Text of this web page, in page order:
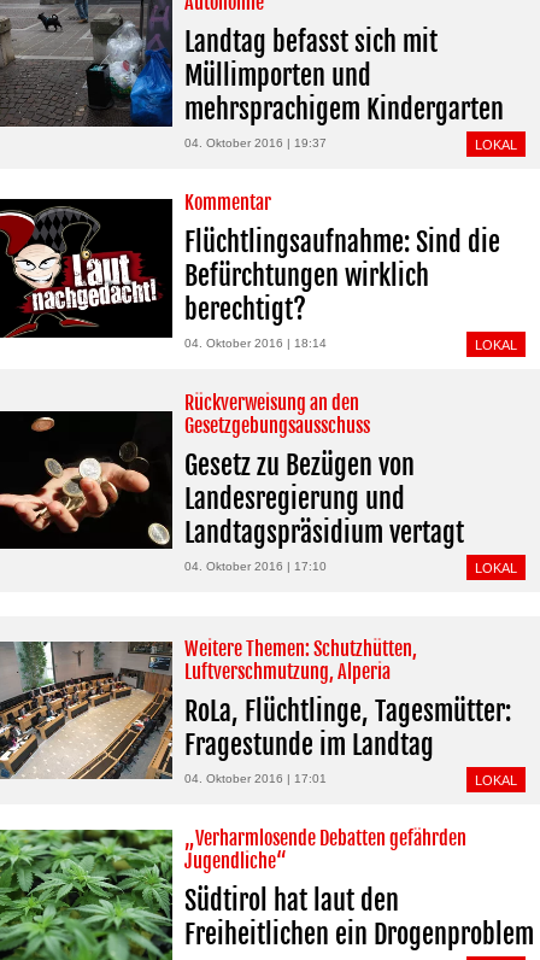
Landtag befasst sich mit
Müllimporten und
mehrsprachigem Kindergarten
04. Oktober 2016 | 19:37 LOKAL
Kommentar
Flüchtlingsaufnahme: Sind die
Befürchtungen wirklich
berechtigt?
04. Oktober 2016 | 18:14 LOKAL
Rückverweisung an den
Gesetzgebungsausschuss
Gesetz zu Bezügen von
Landesregierung und
Landtagspräsidium vertagt
04. Oktober 2016 | 17:10 LOKAL
Weitere Themen: Schutzhütten,
Luftverschmutzung, Alperia
RoLa, Flüchtlinge, Tagesmütter:
Fragestunde im Landtag
04. Oktober 2016 | 17:01 LOKAL
„Verharmlosende Debatten gefährden
Jugendliche“
Südtirol hat laut den
Freiheitlichen ein Drogenproblem